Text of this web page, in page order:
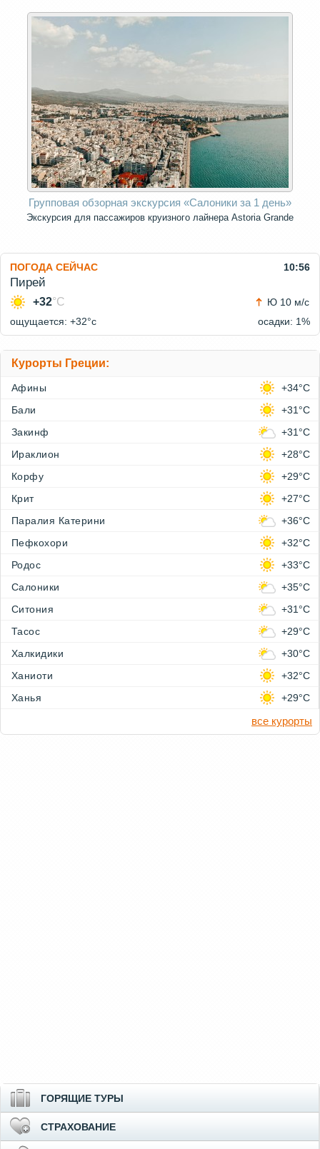
Групповая обзорная экскурсия «Салоники за 1 день»
Экскурсия для пассажиров круизного лайнера Astoria Grande
ПОГОДА СЕЙЧАС 10:56
Пирей
+32°C
Ю 10 м/с
ощущается: +32°c
осадки: 1%
Курорты Греции:
Афины
+34°C
Бали
+31°C
Закинф
+31°C
Ираклион
+28°C
Корфу
+29°C
Крит
+27°C
Паралия Катерини
+36°C
Пефкохори
+32°C
Родос
+33°C
Салоники
+35°C
Ситония
+31°C
Тасос
+29°C
Халкидики
+30°C
Ханиоти
+32°C
Ханья
+29°C
все курорты
ГОРЯЩИЕ ТУРЫ
СТРАХОВАНИЕ